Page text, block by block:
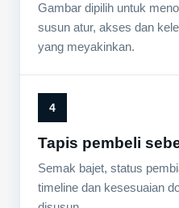
Gambar dipilih untuk
susun atur, akses dan
yang meyakinkan.
4
Tapis pembeli
Semak bajet, status
timeline dan kesesuaian